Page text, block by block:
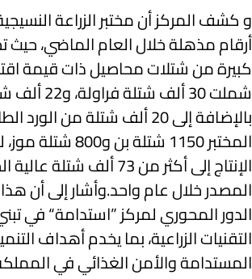
و كشف المركز أن مختبر الزراعة
أرقام مذهلة خلال العام الماضي، حيث
كبيرة من شتلات محاصيل ذات قيمة
شملت 30 ألف
بالإضافة إلى 20 ألف شتلة من
المختبر 1150 شتلة
الإنتاج إلى أكثر من 73 ألف
المصدر خلال عام واحد.وأشار إلى أن
الدور المحوري لمركز ”استدامة“ في
التقنيات الزراعية، بما يخدم أهداف
المستدامة والأمن الغذائي في